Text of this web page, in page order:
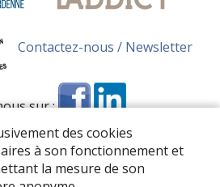
Contactez-nous / Newsletter
sur :
des cookies
à son fonctionnement et
la mesure de son